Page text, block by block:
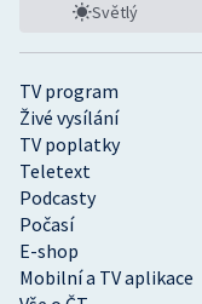
TV program
Živé vysílání
TV poplatky
Teletext
Podcasty
Počasí
E-shop
Mobilní a TV aplikace
Světlý